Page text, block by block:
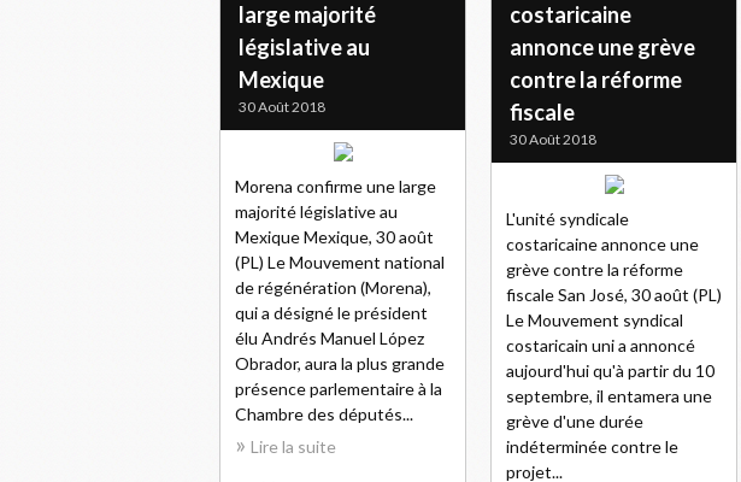
large majorité
législative au
Mexique
30 Août 2018
Morena confirme une large
majorité législative au
Mexique Mexique, 30 août
(PL) Le Mouvement national
de régénération (Morena),
qui a désigné le président
élu Andrés Manuel López
Obrador, aura la plus grande
présence parlementaire à la
Chambre des députés...
Lire la suite
costaricaine
annonce une grève
contre la réforme
fiscale
30 Août 2018
L'unité syndicale
costaricaine annonce une
grève contre la réforme
fiscale San José, 30 août (PL)
Le Mouvement syndical
costaricain uni a annoncé
aujourd'hui qu'à partir du 10
septembre, il entamera une
grève d'une durée
indéterminée contre le
projet...